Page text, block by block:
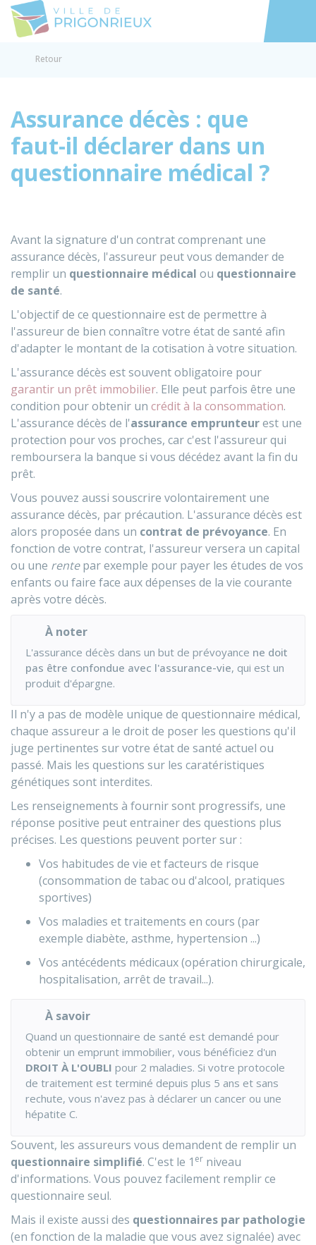
Accéder
Retour
Assurance décès : que
faut-il déclarer dans un
questionnaire médical ?
Avant la signature d'un contrat comprenant une
assurance décès, l'assureur peut vous demander de
remplir un questionnaire médical ou questionnaire
de santé.
L'objectif de ce questionnaire est de permettre à
l'assureur de bien connaître votre état de santé afin
d'adapter le montant de la cotisation à votre situation.
L'assurance décès est souvent obligatoire pour
garantir un prêt immobilier. Elle peut parfois être une
condition pour obtenir un crédit à la consommation.
L'assurance décès de l'assurance emprunteurest une
protection pour vos proches, car c'est l'assureur qui
remboursera la banque si vous décédez avant la fin du
prêt.
Vous pouvez aussi souscrire volontairement une
assurance décès, par précaution. L'assurance décès est
alors proposée dans un contrat de prévoyance. En
fonction de votre contrat, l'assureur versera un capital
ou une rentepar exemple pour payer les études de vos
enfants ou faire face aux dépenses de la vie courante
après votre décès.
À noter
L'assurance décès dans un but de prévoyance ne doit
pas être confondue avec l'assurance-vie, qui est un
produit d'épargne.
Il n'y a pas de modèle unique de questionnaire médical,
chaque assureur a le droit de poser les questions qu'il
juge pertinentes sur votre état de santé actuel ou
passé. Mais les questions sur les caratéristiques
génétiques sont interdites.
Les renseignements à fournir sont progressifs, une
réponse positive peut entrainer des questions plus
précises. Les questions peuvent porter sur :
Vos habitudes de vie et facteurs de risque
(consommation de tabac ou d'alcool, pratiques
sportives)
Vos maladies et traitements en cours (par
exemple diabète, asthme, hypertension ...)
Vos antécédents médicaux (opération chirurgicale,
hospitalisation, arrêt de travail...).
À savoir
Quand un questionnaire de santé est demandé pour
obtenir un emprunt immobilier, vous bénéficiez d'un
DROIT À L'OUBLI pour 2 maladies. Si votre protocole
de traitement est terminé depuis plus 5 ans et sans
rechute, vous n'avez pas à déclarer un cancer ou une
hépatite C.
Souvent, les assureurs vous demandent de remplir un
questionnaire simplifié. C'est le 1 er niveau
d'informations. Vous pouvez facilement remplir ce
questionnaire seul.
Mais il existe aussi des questionnaires par pathologie
(en fonction de la maladie que vous avez signalée) avec